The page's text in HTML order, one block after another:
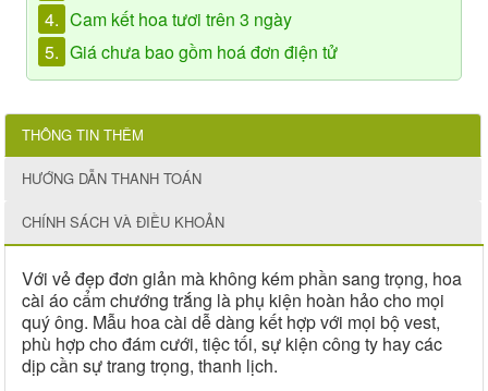
4. Cam kết hoa tươi trên 3 ngày
5. Giá chưa bao gồm hoá đơn điện tử
THÔNG TIN THÊM
HƯỚNG DẪN THANH TOÁN
CHÍNH SÁCH VÀ ĐIỀU KHOẢN
Với vẻ đẹp đơn giản mà không kém phần sang trọng, hoa
cài áo cẩm chướng trắng là phụ kiện hoàn hảo cho mọi
quý ông. Mẫu hoa cài dễ dàng kết hợp với mọi bộ vest,
phù hợp cho đám cưới, tiệc tối, sự kiện công ty hay các
dịp cần sự trang trọng, thanh lịch.